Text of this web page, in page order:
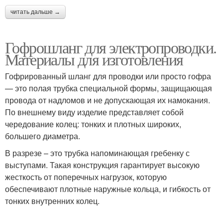
читать дальше →
Гофрошланг для электропроводки.
Материалы для изготовления
Гофрированный шланг для проводки или просто гофра
— это полая трубка специальной формы, защищающая
провода от надломов и не допускающая их намокания.
По внешнему виду изделие представляет собой
чередование колец: тонких и плотных широких,
большего диаметра.
В разрезе – это трубка напоминающая гребенку с
выступами. Такая конструкция гарантирует высокую
жесткость от поперечных нагрузок, которую
обеспечивают плотные наружные кольца, и гибкость от
тонких внутренних колец.